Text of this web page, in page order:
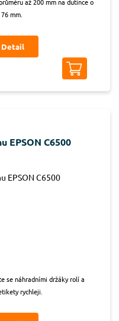
mm.
Detail
EPSON C6500
se náhradními držáky rolí a
rychleji.